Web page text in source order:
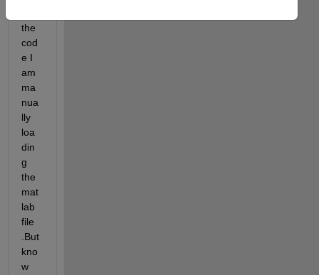
the
cod
e I
am
ma
nua
lly
loa
din
g
the
mat
lab
file
.But
kno
w